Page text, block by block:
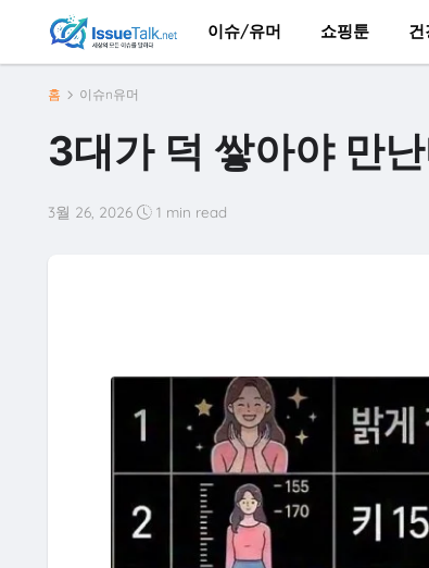
이슈/유머 쇼핑툰
홈 이슈n유머
3대가 덕 쌓아야 만
3월 26, 2026 1 min read